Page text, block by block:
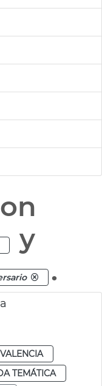
y
.
VALENCIA
TEMÁTICA